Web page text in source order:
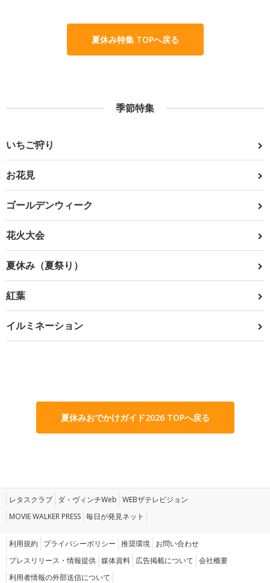
夏休み特集 TOPへ戻る
季節特集
いちご狩り
お花見
ゴールデンウィーク
花火大会
夏休み（夏祭り）
紅葉
イルミネーション
夏休みおでかけガイド2026 TOPへ戻る
レタスクラブ ダ・ヴィンチWeb WEBザテレビジョン
MOVIE WALKER PRESS 毎日が発見ネット
利用規約 プライバシーポリシー 推奨環境 お問い合わせ
プレスリリース・情報提供 媒体資料 広告掲載について 会社概要
利用者情報の外部送信について